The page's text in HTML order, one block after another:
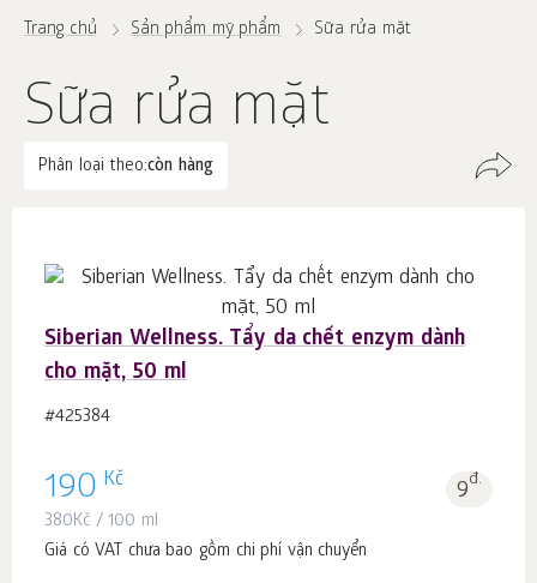
Trang chủ Sản phẩm mỹ phẩm Sữa rửa mặt
Sữa rửa mặt
Phân loại theo:còn hàng
Siberian Wellness. Tẩy da chết enzym dành
cho mặt, 50 ml
#425384
190 Kč 9đ.
380Kč / 100 ml
Giá có VAT chưa bao gồm chi phí vận chuyển